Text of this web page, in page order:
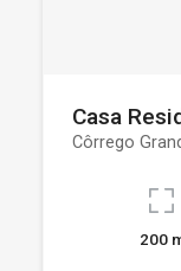
Casa
Côrrego
200